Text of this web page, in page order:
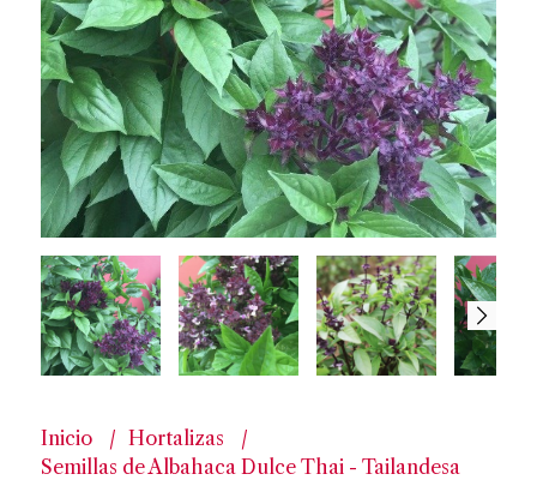
Inicio
Hortalizas
Semillas de Albahaca Dulce Thai - Tailandesa